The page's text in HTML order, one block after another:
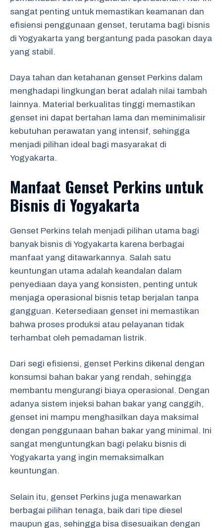
sangat penting untuk memastikan keamanan dan
efisiensi penggunaan genset, terutama bagi bisnis
di Yogyakarta yang bergantung pada pasokan daya
yang stabil.
Daya tahan dan ketahanan genset Perkins dalam
menghadapi lingkungan berat adalah nilai tambah
lainnya. Material berkualitas tinggi memastikan
genset ini dapat bertahan lama dan meminimalisir
kebutuhan perawatan yang intensif, sehingga
menjadi pilihan ideal bagi masyarakat di
Yogyakarta.
Manfaat Genset Perkins untuk
Bisnis di Yogyakarta
Genset Perkins telah menjadi pilihan utama bagi
banyak bisnis di Yogyakarta karena berbagai
manfaat yang ditawarkannya. Salah satu
keuntungan utama adalah keandalan dalam
penyediaan daya yang konsisten, penting untuk
menjaga operasional bisnis tetap berjalan tanpa
gangguan. Ketersediaan genset ini memastikan
bahwa proses produksi atau pelayanan tidak
terhambat oleh pemadaman listrik.
Dari segi efisiensi, genset Perkins dikenal dengan
konsumsi bahan bakar yang rendah, sehingga
membantu mengurangi biaya operasional. Dengan
adanya sistem injeksi bahan bakar yang canggih,
genset ini mampu menghasilkan daya maksimal
dengan penggunaan bahan bakar yang minimal. Ini
sangat menguntungkan bagi pelaku bisnis di
Yogyakarta yang ingin memaksimalkan
keuntungan.
Selain itu, genset Perkins juga menawarkan
berbagai pilihan tenaga, baik dari tipe diesel
maupun gas, sehingga bisa disesuaikan dengan